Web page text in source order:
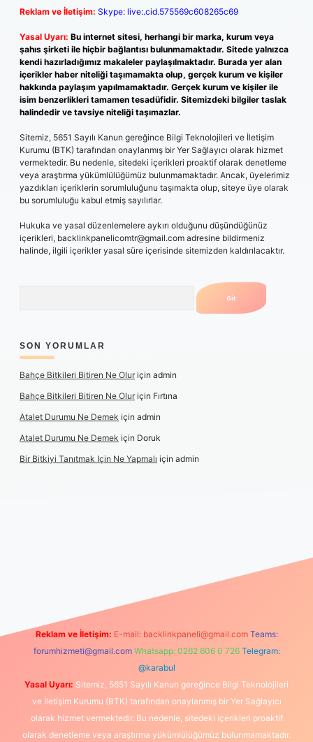
Reklam ve İletişim: Skype: live:.cid.575569c608265c69
Yasal Uyarı: Bu internet sitesi, herhangi bir marka, kurum veya
şahıs şirketi ile hiçbir bağlantısı bulunmamaktadır. Sitede yalnızca
kendi hazırladığımız makaleler paylaşılmaktadır. Burada yer alan
içerikler haber niteliği taşımamakta olup, gerçek kurum ve kişiler
hakkında paylaşım yapılmamaktadır. Gerçek kurum ve kişiler ile
isim benzerlikleri tamamen tesadüfidir. Sitemizdeki bilgiler taslak
halindedir ve tavsiye niteliği taşımazlar.
Sitemiz, 5651 Sayılı Kanun gereğince Bilgi Teknolojileri ve İletişim
Kurumu (BTK) tarafından onaylanmış bir Yer Sağlayıcı olarak hizmet
vermektedir. Bu nedenle, sitedeki içerikleri proaktif olarak denetleme
veya araştırma yükümlülüğümüz bulunmamaktadır. Ancak, üyelerimiz
yazdıkları içeriklerin sorumluluğunu taşımakta olup, siteye üye olarak
bu sorumluluğu kabul etmiş sayılırlar.
Hukuka ve yasal düzenlemelere aykırı olduğunu düşündüğünüz
içerikleri, backlinkpanelicomtr@gmail.com adresine bildirmeniz
halinde, ilgili içerikler yasal süre içerisinde sitemizden kaldırılacaktır.
SON YORUMLAR
Bahçe Bitkileri Bitiren Ne Oluriçin admin
Bahçe Bitkileri Bitiren Ne Oluriçin Fırtına
Atalet Durumu Ne Demek için admin
Atalet Durumu Ne Demek için Doruk
Bir Bitkiyi Tanıtmak Için Ne Yapmalı için admin
Reklam ve İletişim: E-mail: backlinkpaneli@gmail.com Teams:
forumhizmeti@gmail.com Whatsapp: 0262 606 0 726 Telegram:
@karabul
Yasal Uyarı: Sitemiz, 5651 Sayılı Kanun gereğince Bilgi Teknolojileri
ve İletişim Kurumu (BTK) tarafından onaylanmış bir Yer Sağlayıcı
olarak hizmet vermektedir. Bu nedenle, sitedeki içerikleri proaktif
olarak denetleme veya araştırma yükümlülüğümüz bulunmamaktadır.